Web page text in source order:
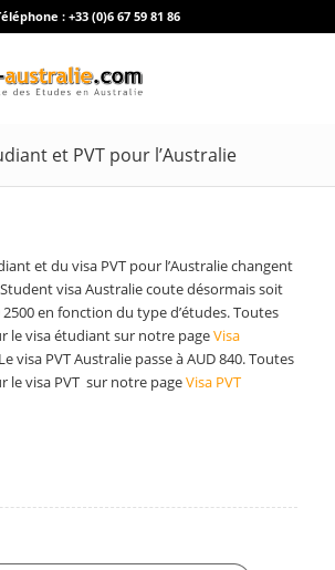
: +33 (0)6 67 59 81 86
et PVT pour l’Australie
et du visa PVT pour l’Australie changent
visa Australie coute désormais soit
2500 en fonction du type d’études. Toutes
le visa étudiant sur notre pageVisa
visa PVT Australie passe à AUD 840. Toutes
le visa PVT sur notre pageVisa PVT